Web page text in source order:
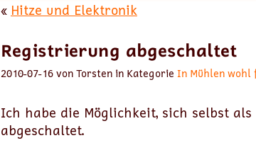
« Hitze und Elektronik
Registrierung abgeschaltet
2010-07-16 von Torsten in Kategorie In Mühlen wohl
Ich habe die Möglichkeit, sich selbst
abgeschaltet.